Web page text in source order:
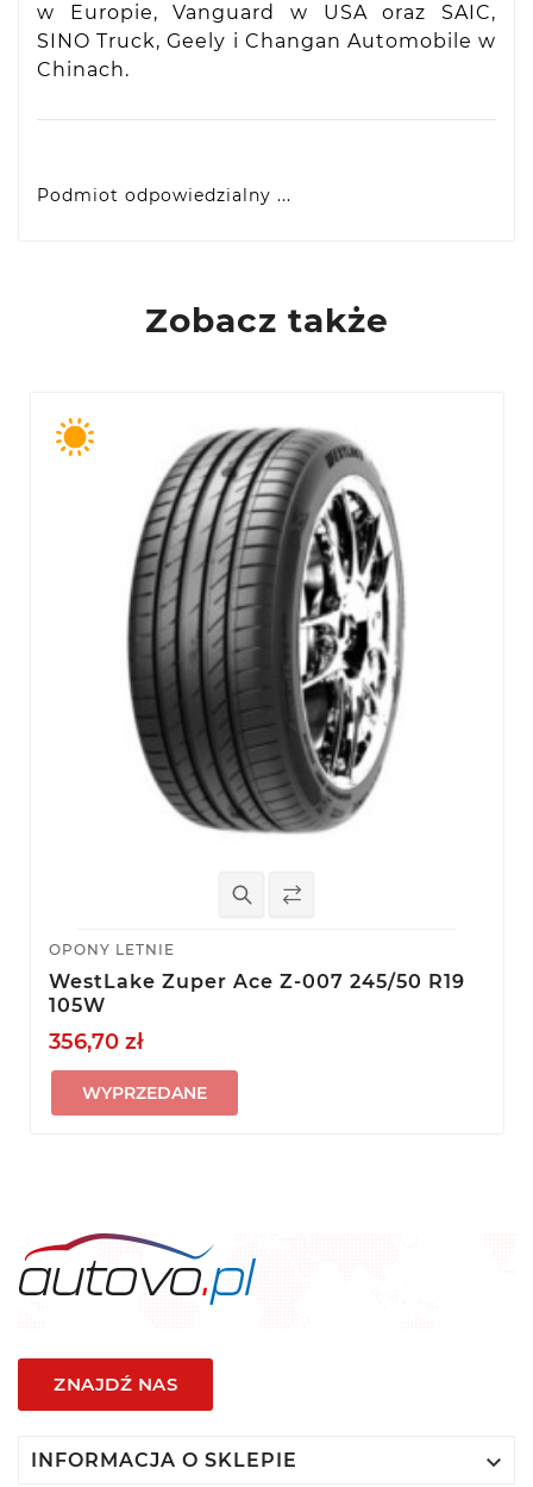
w Europie, Vanguard w USA oraz SAIC,
SINO Truck, Geely i Changan Automobile w
Chinach.
Podmiot odpowiedzialny ...
Zobacz także
OPONY LETNIE
WestLake Zuper Ace Z-007 245/50 R19
105W
356,70 zł
WYPRZEDANE
ZNAJDŹ NAS
INFORMACJA O SKLEPIE 